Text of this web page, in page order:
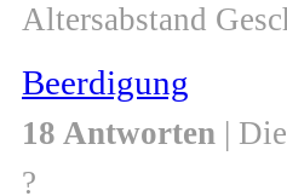
Altersabstand
Beerdigung
18 Antworten |
?